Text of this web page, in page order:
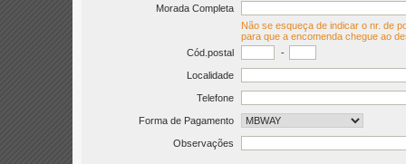
Morada Completa
Não se esqueça de indicar o nr. de
para que a encomenda chegue ao
Cód.postal
-
Localidade
Telefone
Forma de Pagamento
Observações